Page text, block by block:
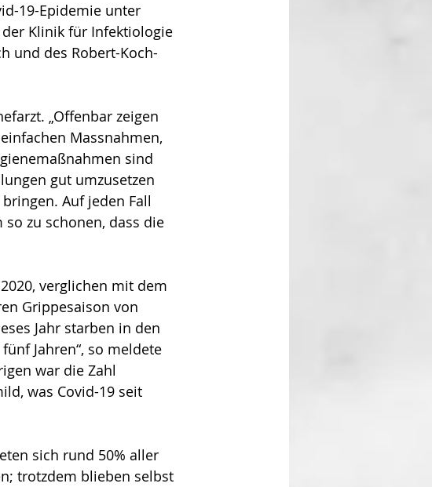
19-Epidemie unter
der Klinik für Infektiologie
und des Robert-Koch-
„Offenbar zeigen
Massnahmen,
sind
gut umzusetzen
Auf jeden Fall
zu schonen, dass die
verglichen mit dem
Grippesaison von
Jahr starben in den
Jahren“, so meldete
war die Zahl
was Covid-19 seit
sich rund 50% aller
trotzdem blieben selbst